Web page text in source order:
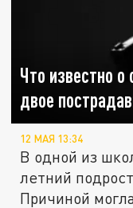
Что известно
двое
12 МАЯ 13:34
В одной из
летний
Причиной